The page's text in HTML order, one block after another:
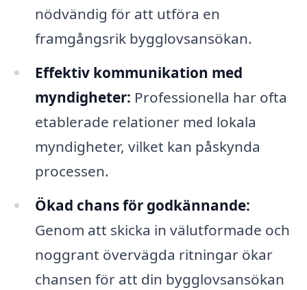
nödvändig för att utföra en
framgångsrik bygglovsansökan.
Effektiv kommunikation med
myndigheter: Professionella har ofta
etablerade relationer med lokala
myndigheter, vilket kan påskynda
processen.
Ökad chans för godkännande:
Genom att skicka in välutformade och
noggrant övervägda ritningar ökar
chansen för att din bygglovsansökan